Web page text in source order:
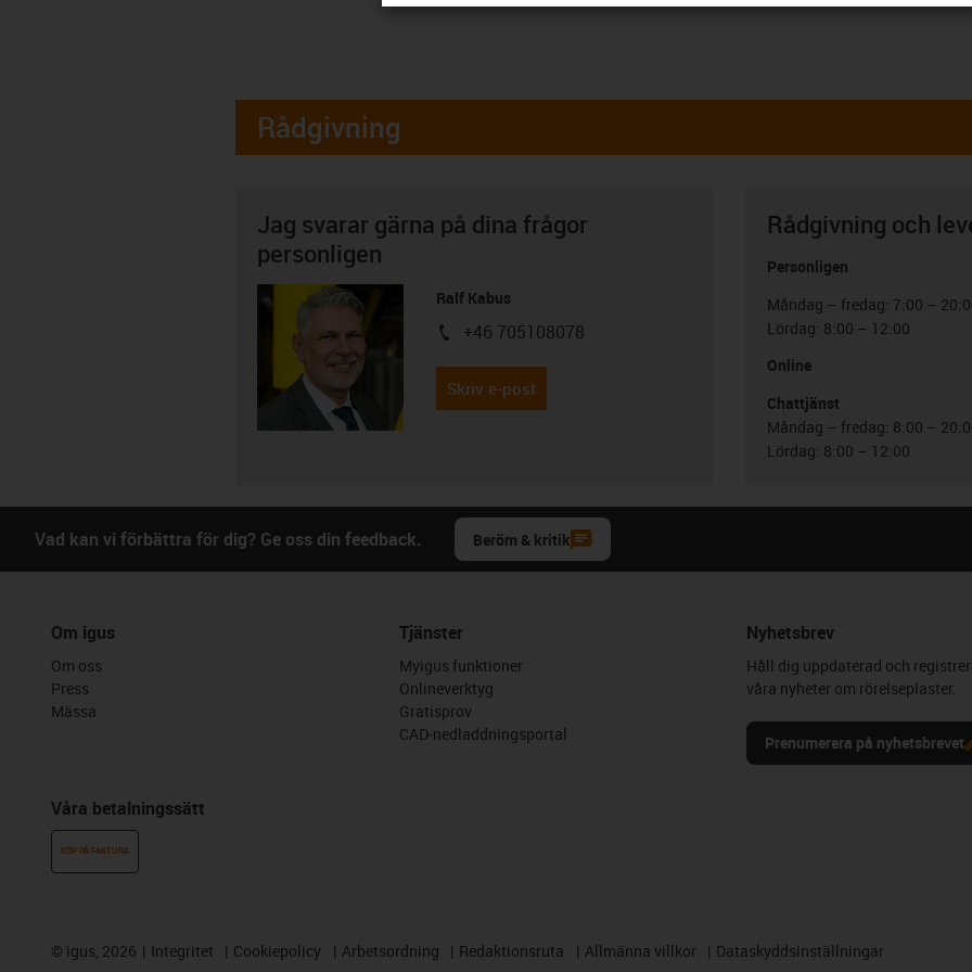
Rådgivning
Jag svarar gärna på dina frågor
personligen
Ralf Kabus
igus-icon-phone
+46 705108078
Skriv e-post
Rådgivning och
Personligen
Måndag – fredag: 7:00 –
Lördag: 8:00 – 12:00
Online
Chattjänst
Måndag – fredag: 8:00 –
Lördag: 8:00 – 12:00
Vad kan vi förbättra för dig? Ge oss din feedback. Beröm & kritik
Om igus
Om oss
Press
Mässa
Våra betalningssätt
KÖP PÅ FAKTURA
Tjänster
Myigus funktioner
Onlineverktyg
Gratisprov
CAD-nedladdningsportal
Nyhetsbrev
Håll dig uppdaterad och
våra nyheter om rörelseplaster.
Prenumerera på nyhetsbrevet
© igus, 2026 Integritet Cookiepolicy Arbetsordning Redaktionsruta Allmänna villkor Dataskyddsinställningar